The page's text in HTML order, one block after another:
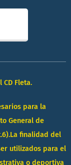
Fleta.
para la
General de
La finalidad del
utilizados para el
o deportiva